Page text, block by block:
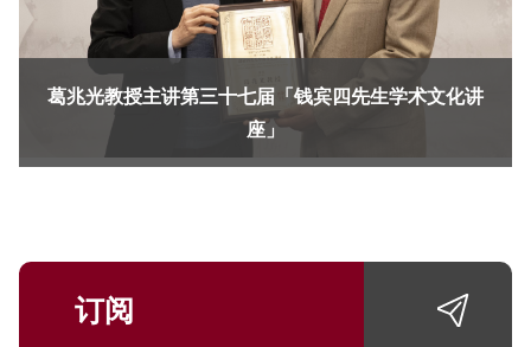
葛兆光教授主讲第三十七届「钱宾四先生学术文化讲
座」
订阅